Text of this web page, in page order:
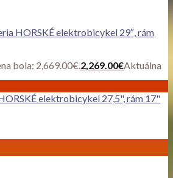
HORSKÉ elektrobicykel 29″, rám
bola: 2,669.00€.2,269.00€Aktuálna